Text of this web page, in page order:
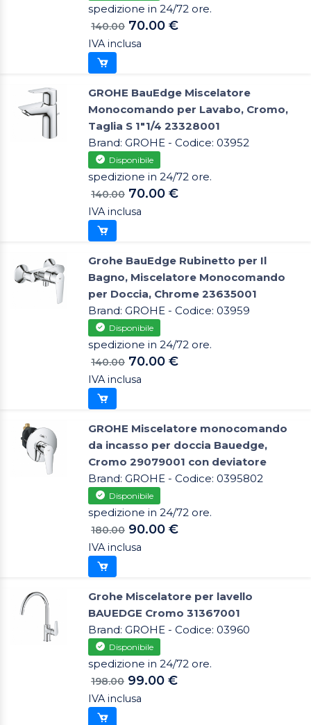
spedizione in 24/72 ore.
140.00 70.00 €
IVA inclusa
GROHE BauEdge Miscelatore
Monocomando per Lavabo, Cromo,
Taglia S 1"1/4 23328001
Brand: GROHE - Codice: 03952
Disponibile
spedizione in 24/72 ore.
140.00 70.00 €
IVA inclusa
Grohe BauEdge Rubinetto per Il
Bagno, Miscelatore Monocomando
per Doccia, Chrome 23635001
Brand: GROHE - Codice: 03959
Disponibile
spedizione in 24/72 ore.
140.00 70.00 €
IVA inclusa
GROHE Miscelatore monocomando
da incasso per doccia Bauedge,
Cromo 29079001 con deviatore
Brand: GROHE - Codice: 0395802
Disponibile
spedizione in 24/72 ore.
180.00 90.00 €
IVA inclusa
Grohe Miscelatore per lavello
BAUEDGE Cromo 31367001
Brand: GROHE - Codice: 03960
Disponibile
spedizione in 24/72 ore.
198.00 99.00 €
IVA inclusa